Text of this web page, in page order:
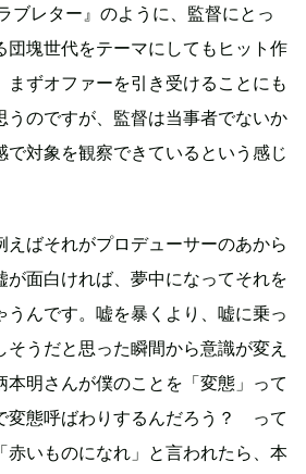
ブレター』のように、監督にとっ
団塊世代をテーマにしてもヒット作
まずオファーを引き受けることにも
うのですが、監督は当事者でないか
で対象を観察できているという感じ
えばそれがプロデューサーのあから
が面白ければ、夢中になってそれを
うんです。嘘を暴くより、嘘に乗っ
うだと思った瞬間から意識が変え
本明さんが僕のことを「変態」って
変態呼ばわりするんだろう？ って
赤いものになれ」と言われたら、本